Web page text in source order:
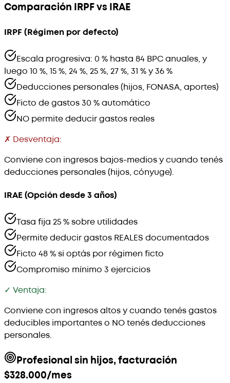
Comparación IRPF vs IRAE
IRPF (Régimen por defecto)
Escala progresiva: 0 % hasta 84 BPC anuales, y
luego 10 %, 15 %, 24 %, 25 %, 27 %, 31 % y 36 %
Deducciones personales (hijos, FONASA, aportes)
Ficto de gastos 30 % automático
NO permite deducir gastos reales
✗ Desventaja:
Conviene con ingresos bajos-medios y cuando tenés
deducciones personales (hijos, cónyuge).
IRAE (Opción desde 3 años)
Tasa fija 25 % sobre utilidades
Permite deducir gastos REALES documentados
Ficto 48 % si optás por régimen ficto
Compromiso mínimo 3 ejercicios
✓ Ventaja:
Conviene con ingresos altos y cuando tenés gastos
deducibles importantes o NO tenés deducciones
personales.
Profesional sin hijos, facturación
$328.000/mes